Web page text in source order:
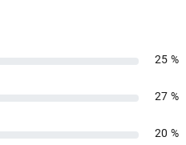
25 %
27 %
20 %